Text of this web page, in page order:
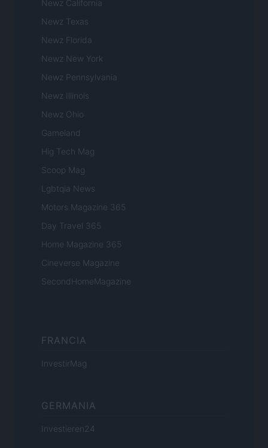
Newz California
Newz Texas
Newz Florida
Newz New York
Newz Pennsylvania
Newz Illinois
Newz Ohio
Gameland
Hig Tech Mag
Scoop Mag
Lgbtqia News
Motors Magazine 365
Day Travel 365
Home Magazine 365
Cineverse Magazine
SecondHomeMagazine
FRANCIA
InvestirMag
GERMANIA
Investieren24